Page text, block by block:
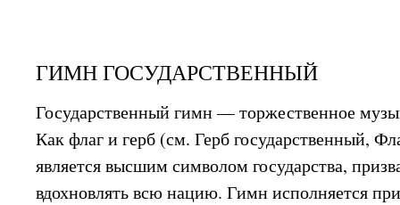
ГИМН ГОСУДАРСТВЕННЫЙ
Государственный гимн — торжественное
Как флаг и герб (см. Герб государственный,
является высшим символом государства,
вдохновлять всю нацию. Гимн исполняется при